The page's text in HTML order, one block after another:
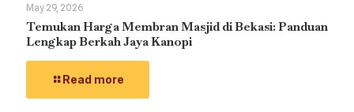
May 29, 2026
Temukan Harga Membran Masjid di Bekasi: Panduan
Lengkap Berkah Jaya Kanopi
Read more